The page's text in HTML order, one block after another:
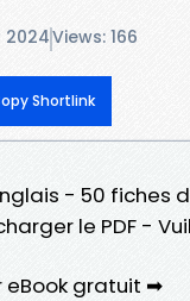
2024Views: 166
Shortlink
- 50 fiches
le PDF -
eBook gratuit ➡